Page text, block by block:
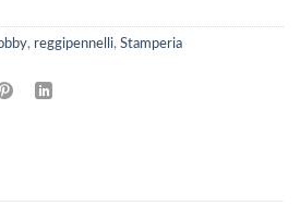
, reggipennelli, Stamperia